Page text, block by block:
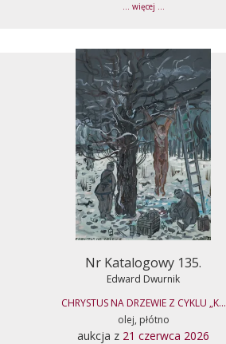
... więcej ...
Nr Katalogowy 135.
Edward Dwurnik
CHRYSTUS NA DRZEWIE Z CYKLU „K...
olej, płótno
aukcja z 21 czerwca 2026